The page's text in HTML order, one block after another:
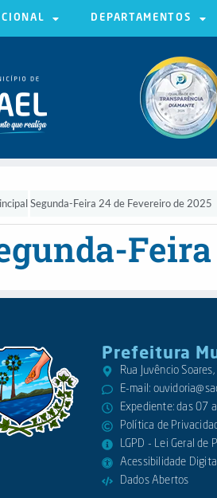
DEPARTAMENTOS
Segunda-Feira 24 de Fevereiro de 2025
Prefeitura
Rua Juvêncio
E-mail:
Expediente: das 07
Política de
LGPD - Lei Geral de
Acessibilidade Digital
Dados Abertos